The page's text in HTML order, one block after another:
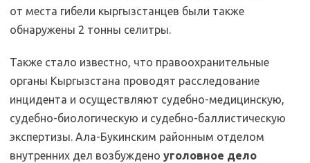
от места гибели кыргызстанцев были также
обнаружены 2 тонны селитры.
Также стало известно, что правоохранительные
органы Кыргызстана проводят расследование
инцидента и осуществляют судебно-медицинскую,
судебно-биологическую и судебно-баллистическую
экспертизы. Ала-Букинским районным отделом
внутренних дел возбуждено уголовное дело